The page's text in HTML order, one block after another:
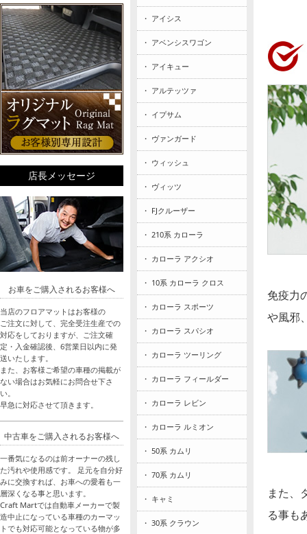
免疫力
や風邪
また、
る事も
店長メッセージ
お車をご購入されるお客様へ
当店のフロアマットはお客様の
ご注文に対して、完全受注生産での
対応をしておりますが、ご注文確
定・入金確認後、6営業日以内に発
送いたします。
また、お客様ご希望の車種の掲載が
ない場合はお気軽にお問合せ下さ
い。
早急に対応させて頂きます。
中古車をご購入されるお客様へ
一番気になるのは前オーナーの残し
た汚れや使用感です。 足元を自分好
みに交換すれば、お車への愛着も一
層深くなる事と思います。
Craft Martでは自動車メーカーで製
造中止になっている車種のカーマッ
トでも対応可能となっている物が多
・ アイシス
・ アベンシスワゴン
・ アイキュー
・ アルテッツァ
・ イプサム
・ ヴァンガード
・ ウィッシュ
・ ヴィッツ
・ FJクルーザー
・ 210系 カローラ
・ カローラ アクシオ
・ 10系 カローラ クロス
・ カローラ スポーツ
・ カローラ スパシオ
・ カローラ ツーリング
・ カローラ フィールダー
・ カローラ レビン
・ カローラ ルミオン
・ 50系 カムリ
・ 70系 カムリ
・ キャミ
・ 30系 クラウン